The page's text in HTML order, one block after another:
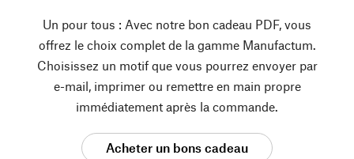
Un pour tous : Avec notre bon cadeau PDF, vous
offrez le choix complet de la gamme Manufactum.
Choisissez un motif que vous pourrez envoyer par
e-mail, imprimer ou remettre en main propre
immédiatement après la commande.
Acheter un bons cadeau